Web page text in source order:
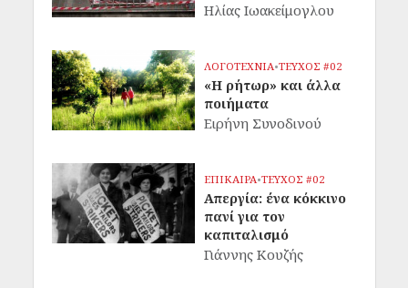
Ηλίας Ιωακείμογλου
ΛΟΓΟΤΕΧΝΙΑ•ΤΕΥΧΟΣ #02
«Η ρήτωρ» και άλλα
ποιήματα
Ειρήνη Συνοδινού
ΕΠΙΚΑΙΡΑ•ΤΕΥΧΟΣ #02
Απεργία: ένα κόκκινο
πανί για τον
καπιταλισμό
Γιάννης Κουζής